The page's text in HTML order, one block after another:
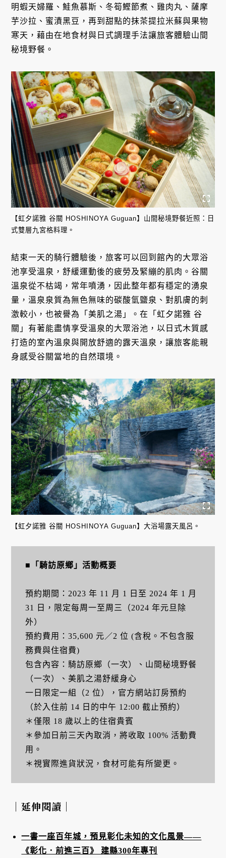
明蝦天婦羅、鮭魚慕斯、冬筍鰹節煮、雞肉丸、薩摩
芋沙拉、蜜漬黑豆，再到甜點的抹茶提拉米蘇與果物
寒天，藉由在地食材與日式調理手法讓旅客體驗山間
秘境野餐。
【虹夕諾雅 谷關 HOSHINOYA Guguan】山間秘境野餐近照：日
式雙層九宮格料理。
結束一天的騎行體驗後，旅客可以回到館內的大眾浴
池享受溫泉，舒緩運動後的疲勞及緊繃的肌肉。谷關
溫泉從不枯竭，常年噴湧，因此整年都有穩定的湧泉
量，溫泉泉質為無色無味的碳酸氫鹽泉、對肌膚的刺
激較小，也被譽為「美肌之湯」。在「虹夕諾雅 谷
關」有著能盡情享受溫泉的大眾浴池，以日式木質感
打造的室內溫泉與開放舒適的露天溫泉，讓旅客能親
身感受谷關當地的自然環境。
【虹夕諾雅 谷關 HOSHINOYA Guguan】大浴場露天風呂。
■「騎訪原鄉」活動概要
預約期間：2023 年 11 月 1 日至 2024 年 1 月
31 日，限定每周一至周三（2024 年元旦除
外）
預約費用：35,600 元／2 位 (含稅。不包含服
務費與住宿費)
包含內容：騎訪原鄉（一次）、山間秘境野餐
（一次）、美肌之湯舒緩身心
一日限定一組（2 位），官方網站訂房預約
（於入住前 14 日的中午 12:00 截止預約）
＊僅限 18 歲以上的住宿貴賓
＊參加日前三天內取消，將收取 100% 活動費
用。
＊視實際進貨狀況，食材可能有所變更。
｜延伸閱讀｜
一書一座百年城，預見彰化未知的文化風景——
《彰化．前進三百》 建縣300年專刊